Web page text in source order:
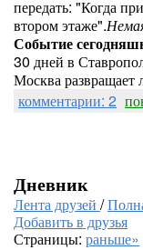
передать: "Когда
втором этаже".
Событие
30 дней в
Москва развращает
комментарии: 2
Дневник
Лента друзей /
Добавить в друзья
Страницы: раньше»